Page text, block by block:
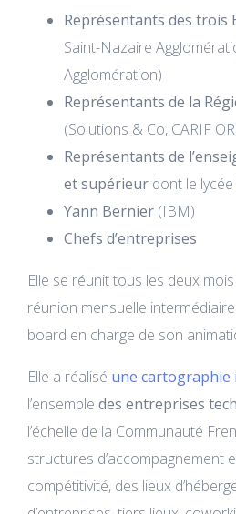
Représentants des trois
Saint-Nazaire
Agglomération)
Représentants de la
(Solutions & Co, CARIF
Représentants de
et supérieur dont le
Yann Bernier (IBM)
Chefs d’entreprises
Elle se réunit tous les deux
réunion mensuelle
board en charge de son
Elle a réalisé une cartographie
l’ensemble des entreprises
l’échelle de la Communauté
structures d’accompagnement
compétitivité, des lieux